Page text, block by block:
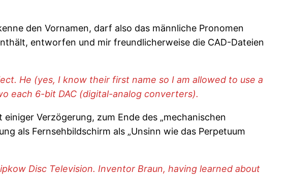
den Vornamen, darf also das männliche Pronomen
entworfen und mir freundlicherweise die CAD-Dateien
He (yes, I know their first name so I am allowed to use a
each 6-bit DAC (digital-analog converters).
Verzögerung, zum Ende des „mechanischen
als Fernsehbildschirm als „Unsinn wie das Perpetuum
Disc Television. Inventor Braun, having learned about